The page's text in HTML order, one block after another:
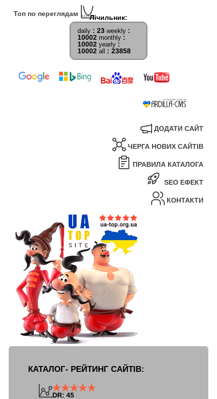
Топ по переглядам
daily : 23 weekly :
10002 monthly :
10002 yearly :
10002 all : 23858
ДОДАТИ САЙТ
ЧЕРГА НОВИХ САЙТІВ
ПРАВИЛА КАТАЛОГА
SEO ЕФЕКТ
КОНТАКТИ
КАТАЛОГ- РЕЙТИНГ САЙТІВ:
DR: 45